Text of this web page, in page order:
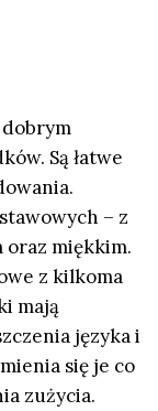
Są łatwe
– z
oraz miękkim.
z kilkoma
mają
języka i
się je co
zużycia.